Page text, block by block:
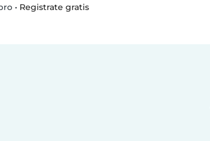
• Registrate gratis